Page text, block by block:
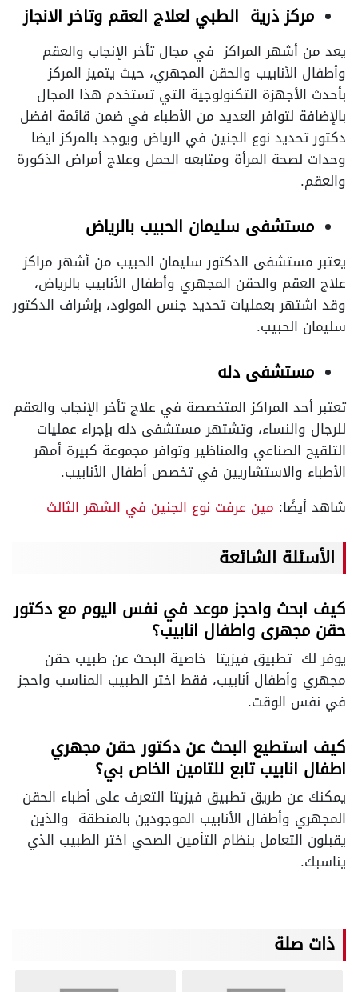
مركز ذرية الطبي لعلاج العقم وتاخر الانجاز
يعد من أشهر المراكز في مجال تأخر الإنجاب والعقم
وأطفال الأنابيب والحقن المجهري، حيث يتميز المركز
بأحدث الأجهزة التكنولوجية التي تستخدم هذا المجال
بالإضافة لتوافر العديد من الأطباء في ضمن قائمة افضل
دكتور تحديد نوع الجنين في الرياض ويوجد بالمركز ايضا
وحدات لصحة المرأة ومتابعه الحمل وعلاج أمراض الذكورة
والعقم.
مستشفى سليمان الحبيب بالرياض
يعتبر مستشفى الدكتور سليمان الحبيب من أشهر مراكز
علاج العقم والحقن المجهري وأطفال الأنابيب بالرياض،
وقد اشتهر بعمليات تحديد جنس المولود، بإشراف الدكتور
سليمان الحبيب.
مستشفى دله
تعتبر أحد المراكز المتخصصة في علاج تأخر الإنجاب والعقم
للرجال والنساء، وتشتهر مستشفى دله بإجراء عمليات
التلقيح الصناعي والمناظير وتوافر مجموعة كبيرة أمهر
الأطباء والاستشاريين في تخصص أطفال الأنابيب.
شاهد أيضًا: مين عرفت نوع الجنين في الشهر الثالث
الأسئلة الشائعة
كيف ابحث واحجز موعد في نفس اليوم مع دكتور
حقن مجهرى واطفال انابيب؟
يوفر لك تطبيق فيزيتا خاصية البحث عن طبيب حقن
مجهري وأطفال أنابيب، فقط اختر الطبيب المناسب واحجز
في نفس الوقت.
كيف استطيع البحث عن دكتور حقن مجهري
اطفال انابيب تابع للتامين الخاص بي؟
يمكنك عن طريق تطبيق فيزيتا التعرف على أطباء الحقن
المجهري وأطفال الأنابيب الموجودين بالمنطقة والذين
يقبلون التعامل بنظام التأمين الصحي اختر الطبيب الذي
يناسبك.
ذات صلة